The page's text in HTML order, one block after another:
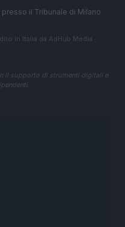
il Tribunale di Milano
in Italia da AdHub Media
il supporto di strumenti digitali e